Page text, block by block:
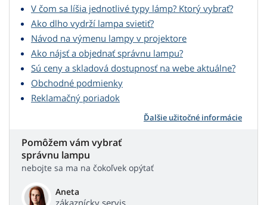
V čom sa líšia jednotlivé typy lámp? Ktorý vybrať?
Ako dlho vydrží lampa svietiť?
Návod na výmenu lampy v projektore
Ako nájsť a objednať správnu lampu?
Sú ceny a skladová dostupnosť na webe aktuálne?
Obchodné podmienky
Reklamačný poriadok
Ďalšie užitočné informácie
Pomôžem vám vybrať
správnu lampu
nebojte sa ma na čokoľvek opýtať
Aneta